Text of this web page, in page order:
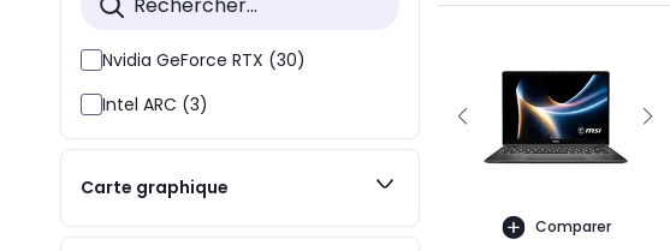
Nvidia GeForce RTX (30)
Intel ARC (3)
Carte graphique
Comparer